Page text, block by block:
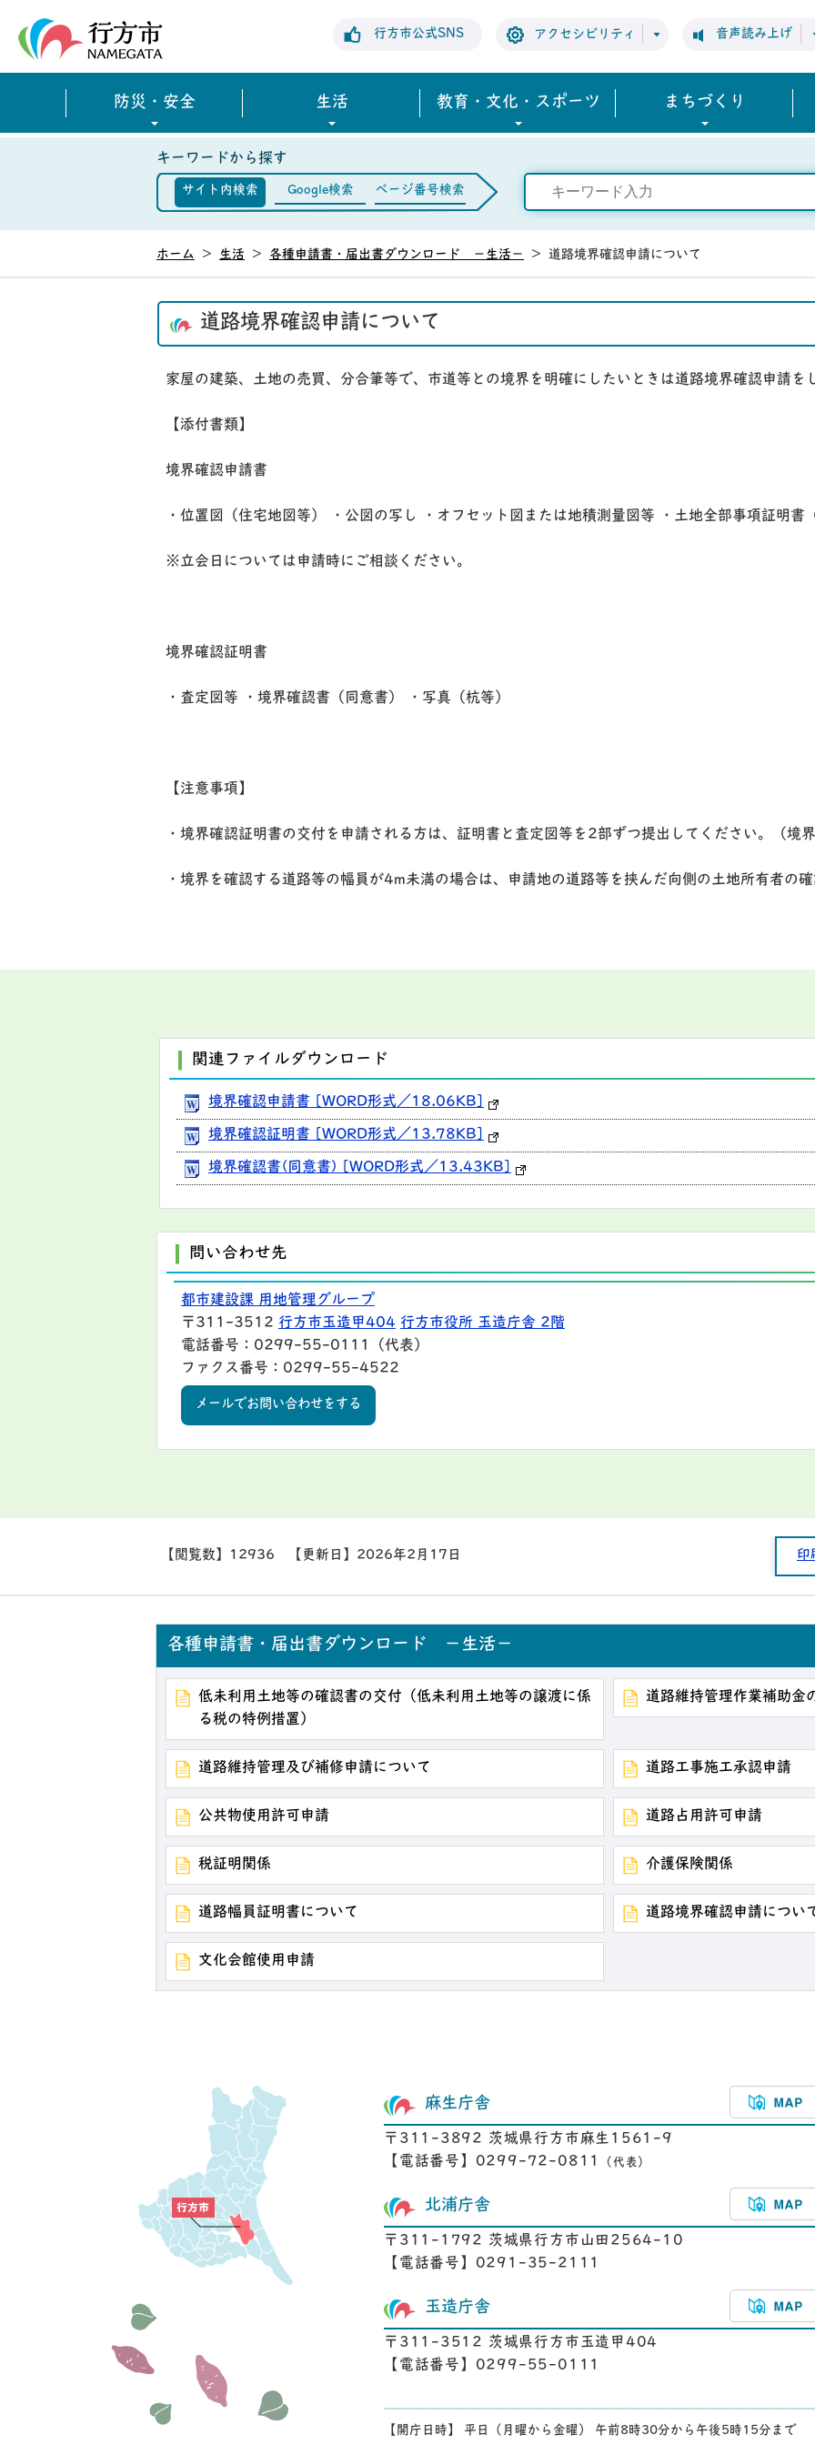
行方市公式SNS アクセシビリティ 音声読み上げ
防災・安全 生活 教育・文化・スポーツ まちづくり
キーワードから探す
サイト内検索 Google検索 ページ番号検索
ホーム > 生活 > 各種申請書・届出書ダウンロード －生活－ > 道路境界確認申請について
道路境界確認申請について
家屋の建築、土地の売買、分合筆等で、市道等との境界を明確にしたいときは道路境界確認申請を
【添付書類】
境界確認申請書
・位置図（住宅地図等） ・公図の写し ・オフセット図または地積測量図等 ・土地全部事項証明書
※立会日については申請時にご相談ください。
境界確認証明書
・査定図等 ・境界確認書（同意書） ・写真（杭等）
【注意事項】
・境界確認証明書の交付を申請される方は、証明書と査定図等を2部ずつ提出してください。（境
・境界を確認する道路等の幅員が4m未満の場合は、申請地の道路等を挟んだ向側の土地所有者の
関連ファイルダウンロード
境界確認申請書 [WORD形式／18.06KB]
境界確認証明書 [WORD形式／13.78KB]
境界確認書(同意書) [WORD形式／13.43KB]
問い合わせ先
都市建設課 用地管理グループ
〒311-3512 行方市玉造甲404 行方市役所 玉造庁舎 2階
電話番号：0299-55-0111（代表）
ファクス番号：0299-55-4522
メールでお問い合わせをする
【閲覧数】 12936 【更新日】 2026年2月17日 印
各種申請書・届出書ダウンロード －生活－
低未利用土地等の確認書の交付（低未利用土地等の譲渡に係
る税の特例措置）
道路維持管理作業補助金
道路維持管理及び補修申請について 道路工事施工承認申請
公共物使用許可申請 道路占用許可申請
税証明関係 介護保険関係
道路幅員証明書について 道路境界確認申請につい
文化会館使用申請
麻生庁舎
〒311-3892 茨城県行方市麻生1561-9
【電話番号】0299-72-0811
（代表）
北浦庁舎
〒311-1792 茨城県行方市山田2564-10
【電話番号】0291-35-2111
玉造庁舎
〒311-3512 茨城県行方市玉造甲404
【電話番号】0299-55-0111
【開庁日時】 平日（月曜から金曜） 午前8時30分から午後5時15分まで